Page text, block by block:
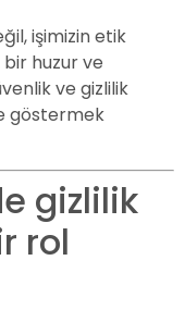
işimizin etik
bir huzur ve
ve gizlilik
göstermek
gizlilik
rol